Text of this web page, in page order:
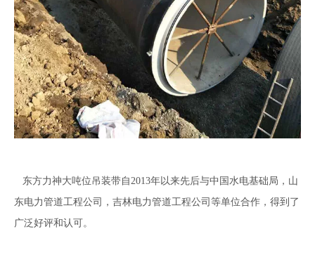
东方力神大吨位吊装带自2013年以来先后与中国水电基础局，山
东电力管道工程公司，吉林电力管道工程公司等单位合作，得到了
广泛好评和认可。